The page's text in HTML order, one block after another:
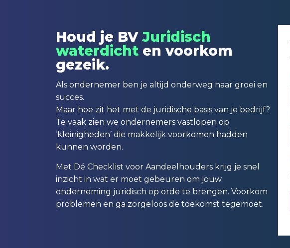
Houd je BV Juridisch
waterdicht en voorkom
gezeik.
Als ondernemer ben je altijd onderweg naar groei en
succes.
Maar hoe zit het met de juridische basis van je bedrijf?
Te vaak zien we ondernemers vastlopen op
‘kleinigheden’ die makkelijk voorkomen hadden
kunnen worden.
Met Dé Checklist voor Aandeelhouders krijg je snel
inzicht in wat er moet gebeuren om jouw
onderneming juridisch op orde te brengen. Voorkom
problemen en ga zorgeloos de toekomst tegemoet.